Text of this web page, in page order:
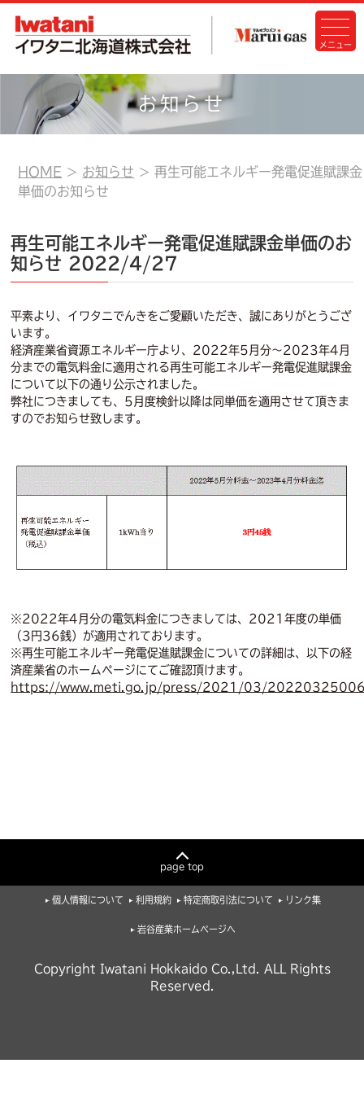
お知らせ
HOME お知らせ
再生可能エネルギー発電促進賦課金
単価のお知らせ
再生可能エネルギー発電促進賦課金単価のお
知らせ 2022/4/27
平素より、イワタニでんきをご愛顧いただき、誠にありがとうござ
います。
経済産業省資源エネルギー庁より、2022年5月分～2023年4月
分までの電気料金に適用される再生可能エネルギー発電促進賦課金
について以下の通り公示されました。
弊社につきましても、5月度検針以降は同単価を適用させて頂きま
すのでお知らせ致します。
※2022年4月分の電気料金につきましては、2021年度の単価
（3円36銭）が適用されております。
※再生可能エネルギー発電促進賦課金についての詳細は、以下の経
済産業省のホームページにてご確認頂けます。
https://www.meti.go.jp/press/2021/03/
page top
個人情報について 利用規約 特定商取引法について リンク集
岩谷産業ホームページへ
Copyright Iwatani Hokkaido Co.,Ltd. ALL Rights
Reserved.